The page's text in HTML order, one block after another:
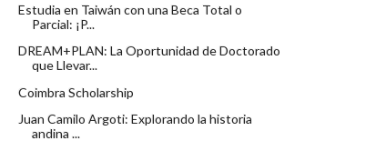
Estudia en Taiwán con una Beca Total o
Parcial: ¡P...
DREAM+PLAN: La Oportunidad de Doctorado
que Llevar...
Coimbra Scholarship
Juan Camilo Argoti: Explorando la historia
andina ...